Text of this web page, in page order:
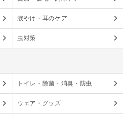
涙やけ・耳のケア
虫対策
トイレ・除菌・消臭・防虫
ウェア・グッズ